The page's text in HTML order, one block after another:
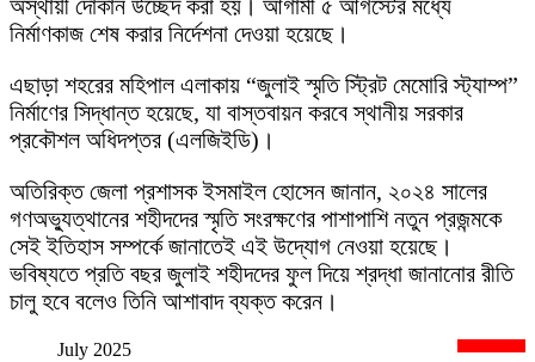
অস্থায়ী দোকান উচ্ছেদ করা হয়। আগামী ৫ আগস্টের মধ্যে
নির্মাণকাজ শেষ করার নির্দেশনা দেওয়া হয়েছে।
এছাড়া শহরের মহিপাল এলাকায় “জুলাই স্মৃতি স্ট্রিট মেমোরি স্ট্যাম্প”
নির্মাণের সিদ্ধান্ত হয়েছে, যা বাস্তবায়ন করবে স্থানীয় সরকার
প্রকৌশল অধিদপ্তর (এলজিইডি)।
অতিরিক্ত জেলা প্রশাসক ইসমাইল হোসেন জানান, ২০২৪ সালের
গণঅভ্যুত্থানের শহীদদের স্মৃতি সংরক্ষণের পাশাপাশি নতুন প্রজন্মকে
সেই ইতিহাস সম্পর্কে জানাতেই এই উদ্যোগ নেওয়া হয়েছে।
ভবিষ্যতে প্রতি বছর জুলাই শহীদদের ফুল দিয়ে শ্রদ্ধা জানানোর রীতি
চালু হবে বলেও তিনি আশাবাদ ব্যক্ত করেন।
July 2025